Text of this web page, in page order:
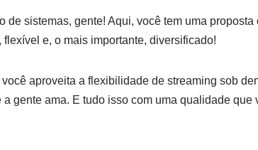
de sistemas, gente! Aqui, você tem uma
e, o mais importante, diversificado!
aproveita a flexibilidade de streaming sob
gente ama. E tudo isso com uma qualidade que